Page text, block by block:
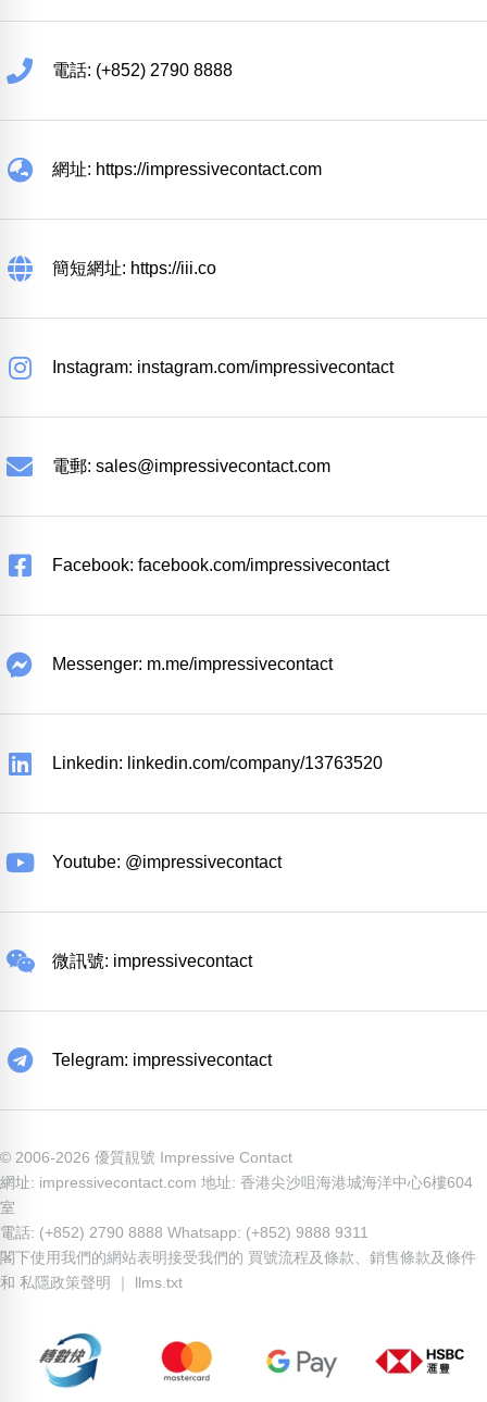
電話: (+852) 2790 8888
網址: https://impressivecontact.com
簡短網址: https://iii.co
Instagram: instagram.com/impressivecontact
電郵: sales@impressivecontact.com
Facebook: facebook.com/impressivecontact
Messenger: m.me/impressivecontact
Linkedin: linkedin.com/company/13763520
Youtube: @impressivecontact
微訊號: impressivecontact
Telegram: impressivecontact
© 2006-2026 優質靚號 Impressive Contact
網址: impressivecontact.com 地址: 香港尖沙咀海港城海洋中心6樓604
室
電話: (+852) 2790 8888 Whatsapp: (+852) 9888 9311
閣下使用我們的網站表明接受我們的 買號流程及條款
銷售條款及條件
和 私隱政策聲明 llms.txt